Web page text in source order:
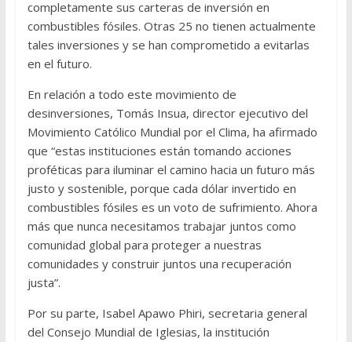
completamente sus carteras de inversión en
combustibles fósiles. Otras 25 no tienen actualmente
tales inversiones y se han comprometido a evitarlas
en el futuro.
En relación a todo este movimiento de
desinversiones, Tomás Insua, director ejecutivo del
Movimiento Católico Mundial por el Clima, ha afirmado
que “estas instituciones están tomando acciones
proféticas para iluminar el camino hacia un futuro más
justo y sostenible, porque cada dólar invertido en
combustibles fósiles es un voto de sufrimiento. Ahora
más que nunca necesitamos trabajar juntos como
comunidad global para proteger a nuestras
comunidades y construir juntos una recuperación
justa”.
Por su parte, Isabel Apawo Phiri, secretaria general
del Consejo Mundial de Iglesias, la institución